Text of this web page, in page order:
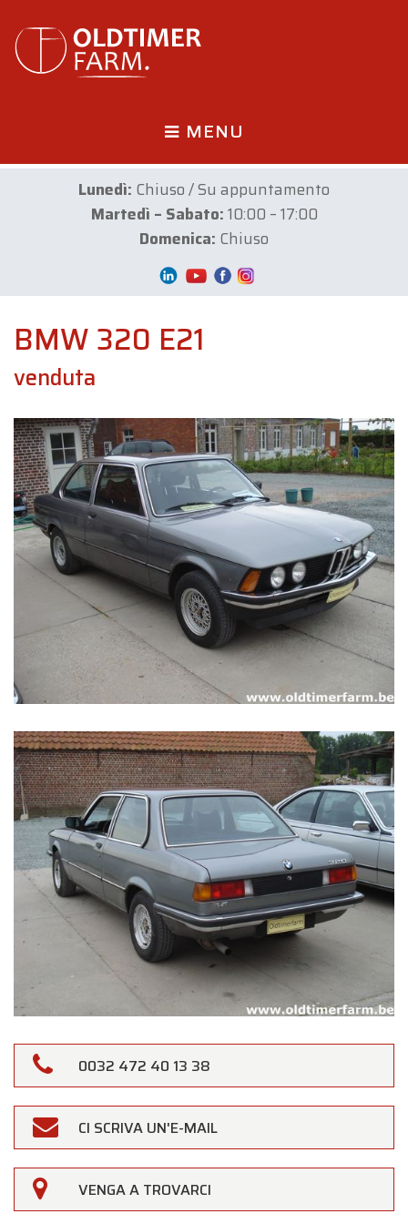
MENU
Lunedì: Chiuso / Su appuntamento
Martedì – Sabato:10:00 – 17:00
Domenica: Chiuso
BMW 320 E21
venduta
0032 472 40 13 38
CI SCRIVA UN'E-MAIL
VENGA A TROVARCI ×
Oldtimerfarm